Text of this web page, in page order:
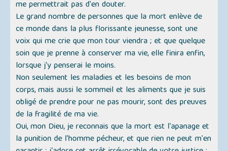
me permettrait pas d'en douter.
Le grand nombre de personnes que la mort enlève de
ce monde dans la plus florissante jeunesse, sont une
voix qui me crie que mon tour viendra ; et que quelque
soin que je prenne à conserver ma vie, elle finira enfin,
lorsque j'y penserai le moins.
Non seulement les maladies et les besoins de mon
corps, mais aussi le sommeil et les aliments que je suis
obligé de prendre pour ne pas mourir, sont des preuves
de la fragilité de ma vie.
Oui, mon Dieu, je reconnais que la mort est l'apanage et
la punition de l'homme pécheur, et que rien ne peut m'en